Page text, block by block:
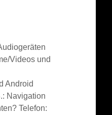
Videos und
Android
Navigation
? Telefon: